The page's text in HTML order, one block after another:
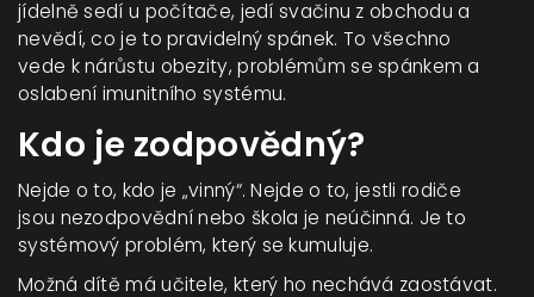
jídelně sedí u počítače, jedí svačinu z obchodu a
nevědí, co je to pravidelný spánek. To všechno
vede k nárůstu obezity, problémům se spánkem a
oslabení imunitního systému.
Kdo je zodpovědný?
Nejde o to, kdo je „vinný“. Nejde o to, jestli rodiče
jsou nezodpovědní nebo škola je neúčinná. Je to
systémový problém, který se kumuluje.
Možná dítě má učitele, který ho nechává zaostávat.